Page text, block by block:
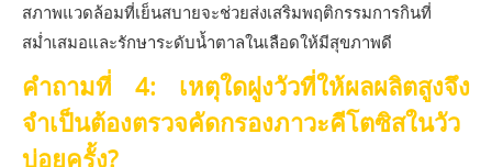
สภาพแวดล้อมที่เย็นสบายจะช่วยส่งเสริมพฤติกรรมการกินที่
สม่ำเสมอและรักษาระดับน้ำตาลในเลือดให้มีสุขภาพดี
คำถามที่ 4: เหตุใดฝูงวัวที่ให้ผลผลิตสูงจึง
จำเป็นต้องตรวจคัดกรองภาวะคีโตซิสในวัว
บ่อยครั้ง?